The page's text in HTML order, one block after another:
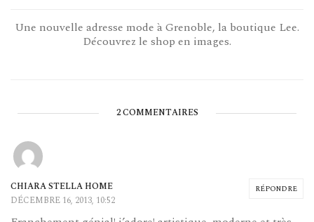
Une nouvelle adresse mode à Grenoble, la boutique Lee.
Découvrez le shop en images.
2 COMMENTAIRES
RÉPONDRE
CHIARA STELLA HOME
DÉCEMBRE 16, 2013, 10:52